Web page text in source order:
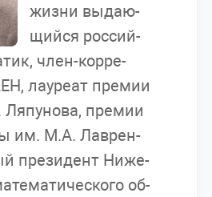
жиз­ни вы­да­ю­
щий­ся рос­сий­
член-кор­ре­
ла­у­ре­ат пре­мии
пре­мии
им. М.А. Лав­рен­
пре­зи­дент Ни­же­
об­